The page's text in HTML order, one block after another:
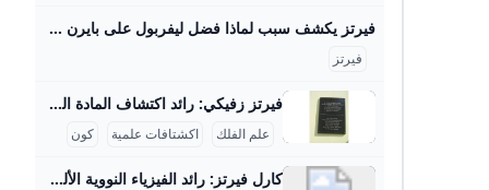
فيرتز يكشف سبب لماذا فضل ليفربول على بايرن ميونخ - بوابة السعودية نيوز يحاول الفريق بناء نفسه بشكل قوي ليكون قادراً على المنافسة على أعلى مستوى تحت قيادة المدرب آرني سلوت وقد أظهر الفريق أداءً مميزاً في سوق الانتقالات هذا الصيف، انتقال اللاعب إلى ليفربول يمثل تحدياً كبيراً بالنسبة له، حيث قال: “لقد كانت خطوة أصعب أن أترك هذا المحيط وأذهب لبلد آخر مع كل ما يتضمنه من تغييرات وألعب في دوري جديد بأسلوب لعب مختلف”. اختيار واعٍ أضاف اللاعب: “لقد انتقلت لتحدي أكبر، تحدي اخترت خوضه بوعي من أجل أن أنجح وأصبح لاعباً أفضل , لقد اخترت الانتقال إلى ليفربول كقرار واعٍ بالنسبة لي كي أصبح أفضل”.
فيرتز
فيرتز زفيكي: رائد اكتشاف المادة المظلمة والنجوم النيوترونية يسرني تقديم مقال مفصل عن شخصية فريتز زفيكي وإسهاماته العلمية في علم الفلك: فريتز زفيكي: رائد اكتشاف المادة المظلمة والنجوم النيوترونية فريتز زفيكي (14 فبراير 1898 - 8 فبراير 1974) كان عالم فلك سويسري عمل معظم حياته في معهد كاليفورنيا للتكنولوجيا بالولايات المتحدة، وأحدث ثورة في فهمنا للكون من خلال أفكاره واكتشافاته الرائدة. تلقى تعليمه الثانوي في زيوريخ، ثم درس الرياضيات والفيزياء التجريبية بين 1917 و1925 على يد كبار العلماء أمثال أوجوست بيكارد وألبرت أينشتاين، مما أكسبه قاعدة علمية راسخة ساعدته في إرساء أسس علم الفلك الحديث.
علم الفلك اكشتافات علمية كون
كارل فيرتز: رائد الفيزياء النووية الألماني كيرل فيرتز هو عالم فيزياء نووية ألماني بارز وُلد في 24 أبريل 1910 في كولونيا وتوفي في 12 فبراير 1994. حصل على شهادة الدكتوراه في عام 1934 بعد دراسته الفيزياء والكيمياء والرياضيات في جامعات بون وفرايبورغ وبريسلّاو. درّس بعد ذلك كمساعد تدريس لوزير التعليم الألماني كارل فريدريش بونهوفر في جامعة لايبتزغ، وكان عضواً في رابطة المعلمين النازية خلال الفترة النازية في ألمانيا، رغم أنه لم يكن عضواً في الحزب النازي. مهنياً، تميز فيرتز بعمله في معهد كايزر فيلهلم للفيزياء في برلين منذ عام 1937، حيث عمل على تصميم المفاعلات النووية خلال الحرب العالمية الثانية، وبالأخص مفاعل الطبقات الأفقية، بالإضافة إلى قيادة قسم التجارب في المعهد الذي نقل إلى هيتشينجن لتجنب تأثير القصف الجوي في 1944.